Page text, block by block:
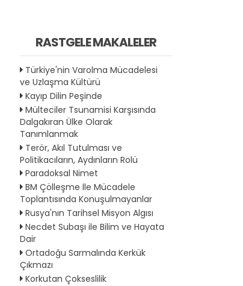
RASTGELE MAKALELER
Türkiye'nin Varolma Mücadelesi
ve Uzlaşma Kültürü
Kayıp Dilin Peşinde
Mülteciler Tsunamisi Karşısında
Dalgakıran Ülke Olarak
Tanımlanmak
Terör, Akıl Tutulması ve
Politikacıların, Aydınların Rolü
Paradoksal Nimet
BM Çölleşme İle Mücadele
Toplantısında Konuşulmayanlar
Rusya'nın Tarihsel Misyon Algısı
Necdet Subaşı ile Bilim ve Hayata
Dair
Ortadoğu Sarmalında Kerkük
Çıkmazı
Korkutan Çokseslilik